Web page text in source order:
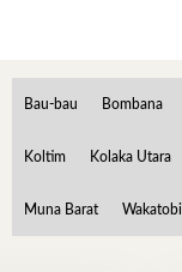
Bau-bau Bombana
Koltim Kolaka Utara
Muna Barat Wakatobi